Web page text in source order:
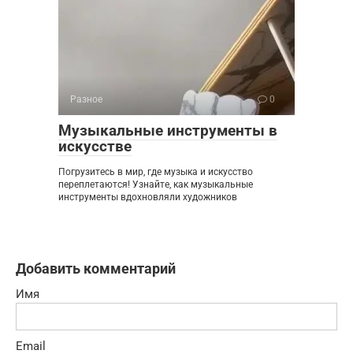
Разное 0
Музыкальные инструменты в
искусстве
Погрузитесь в мир, где музыка и искусство
переплетаются! Узнайте, как музыкальные
инструменты вдохновляли художников
Добавить комментарий
Имя
Email